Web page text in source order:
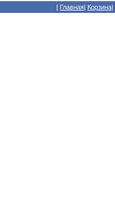
[ Главная| Корзина|